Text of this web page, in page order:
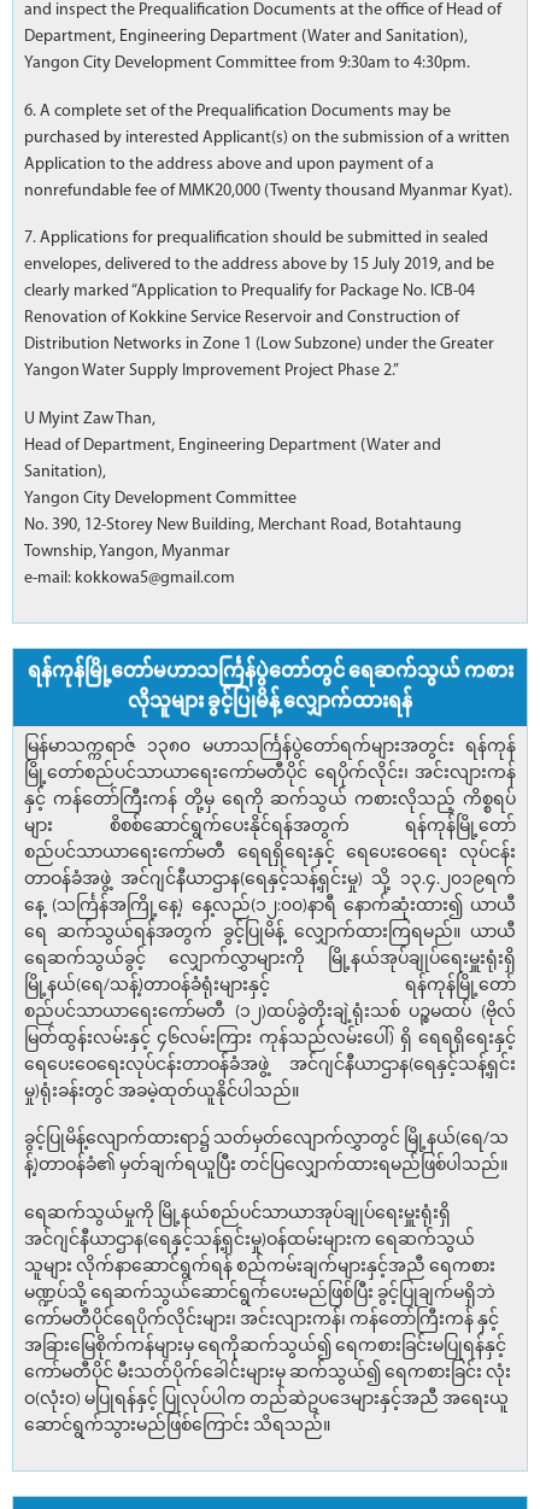
and inspect the Prequalification Documents at the office of Head of
Department, Engineering Department (Water and Sanitation),
Yangon City Development Committee from 9:30am to 4:30pm.
6. A complete set of the Prequalification Documents may be
purchased by interested Applicant(s) on the submission of a written
Application to the address above and upon payment of a
nonrefundable fee of MMK20,000 (Twenty thousand Myanmar Kyat).
7. Applications for prequalification should be submitted in sealed
envelopes, delivered to the address above by 15 July 2019, and be
clearly marked “Application to Prequalify for Package No. ICB-04
Renovation of Kokkine Service Reservoir and Construction of
Distribution Networks in Zone 1 (Low Subzone) under the Greater
Yangon Water Supply Improvement Project Phase 2.”
U Myint Zaw Than,
Head of Department, Engineering Department (Water and
Sanitation),
Yangon City Development Committee
No. 390, 12-Storey New Building, Merchant Road, Botahtaung
Township, Yangon, Myanmar
e-mail: kokkowa5@gmail.com
ရန်ကုန်မြို့တော်မဟာသင်္ကြန်ပွဲတော်တွင် ရေဆက်သွယ် ကစား
လိုသူများ ခွင့်ပြုမိန့် လျှောက်ထားရန်
မြန်မာသက္ကရာဇ် ၁၃၈၀ မဟာသင်္ကြန်ပွဲတော်ရက်များအတွင်း ရန်ကုန်
မြို့တော်စည်ပင်သာယာရေးကော်မတီပိုင် ရေပိုက်လိုင်း၊ အင်းလျားကန်
နှင့် ကန်တော်ကြီးကန် တို့မှ ရေကို ဆက်သွယ် ကစားလိုသည့် ကိစ္စရပ်
များ စိစစ်ဆောင်ရွက်ပေးနိုင်ရန်အတွက် ရန်ကုန်မြို့တော်
စည်ပင်သာယာရေးကော်မတီ ရေရရှိရေးနှင့် ရေပေးဝေရေး လုပ်ငန်း
တာဝန်ခံအဖွဲ့ အင်ဂျင်နီယာဌာန(ရေနှင့်သန့်ရှင်းမှု) သို့ ၁၃.၄.၂၀၁၉ရက်
နေ့ (သင်္ကြန်အကြို့နေ့) နေ့လည်(၁၂:၀၀)နာရီ နောက်ဆုံးထား၍ ယာယီ
ရေ ဆက်သွယ်ရန်အတွက် ခွင့်ပြုမိန့် လျှောက်ထားကြရမည်။ ယာယီ
ရေဆက်သွယ်ခွင့် လျှောက်လွှာများကို မြို့နယ်အုပ်ချုပ်ရေးမှူးရုံးရှိ
မြို့နယ်(ရေ/သန့်)တာဝန်ခံရုံးများနှင့် ရန်ကုန်မြို့တော်
စည်ပင်သာယာရေးကော်မတီ (၁၂)ထပ်ခွဲတိုးချဲ့ရုံးသစ် ပဉ္စမထပ် (ဗိုလ်
မြတ်ထွန်းလမ်းနှင့် ၄၆လမ်းကြား ကုန်သည်လမ်းပေါ်) ရှိ ရေရရှိရေးနှင့်
ရေပေးဝေရေးလုပ်ငန်းတာဝန်ခံအဖွဲ့ အင်ဂျင်နီယာဌာန(ရေနှင့်သန့်ရှင်း
မှု)ရုံးခန်းတွင် အခမဲ့ထုတ်ယူနိုင်ပါသည်။
ခွင့်ပြုမိန့်လျောက်ထားရာ၌ သတ်မှတ်လျောက်လွှာတွင် မြို့နယ်(ရေ/သ
န့်)တာဝန်ခံ၏ မှတ်ချက်ရယူပြီး တင်ပြလျှောက်ထားရမည်ဖြစ်ပါသည်။
ရေဆက်သွယ်မှုကို မြို့နယ်စည်ပင်သာယာအုပ်ချုပ်ရေးမှူးရုံးရှိ
အင်ဂျင်နီယာဌာန(ရေနှင့်သန့်ရှင်းမှု)ဝန်ထမ်းများက ရေဆက်သွယ်
သူများ လိုက်နာဆောင်ရွက်ရန် စည်ကမ်းချက်များနှင့်အညီ ရေကစား
မဏ္ဍပ်သို့ ရေဆက်သွယ်ဆောင်ရွက်ပေးမည်ဖြစ်ပြီး ခွင့်ပြုချက်မရှိဘဲ
ကော်မတီပိုင်ရေပိုက်လိုင်းများ၊ အင်းလျားကန်၊ ကန်တော်ကြီးကန် နှင့်
အခြားမြေစိုက်ကန်များမှ ရေကိုဆက်သွယ်၍ ရေကစားခြင်းမပြုရန်နှင့်
ကော်မတီပိုင် မီးသတ်ပိုက်ခေါင်းများမှ ဆက်သွယ်၍ ရေကစားခြင်း လုံး
ဝ(လုံးဝ) မပြုရန်နှင့် ပြုလုပ်ပါက တည်ဆဲဥပဒေများနှင့်အညီ အရေးယူ
ဆောင်ရွက်သွားမည်ဖြစ်ကြောင်း သိရသည်။